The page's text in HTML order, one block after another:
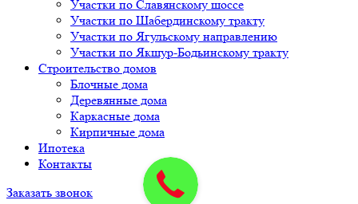
Участки по Славянскому шоссе
Участки по Шабердинскому тракту
Участки по Ягульскому направлению
Участки по Якшур-Бодьинскому тракту
Строительство домов
Блочные дома
Деревянные дома
Каркасные дома
Кирпичные дома
Ипотека
Контакты
Заказать звонок